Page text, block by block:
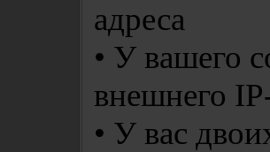
адреса
• У вашего
внешнего
• У вас